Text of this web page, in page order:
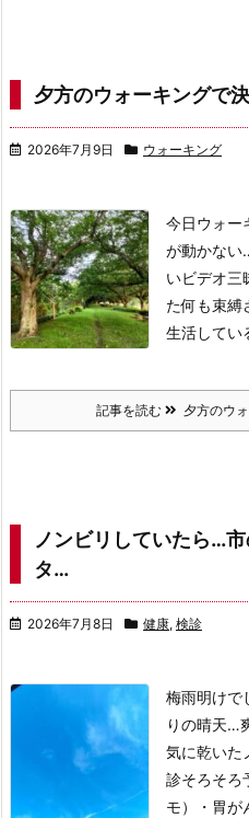
夕方のウォーキングで
2026年7月9日 ウォーキング
今日ウォー
が動かない
いビデオ三
た何も束縛
生活して
記事を読む 夕方のウ
ノンビリしていたら…
タ…
2026年7月8日 健康, 検診
梅雨明けで
りの晴天…
気に乾いた
診そろそろ
モ）・胃が